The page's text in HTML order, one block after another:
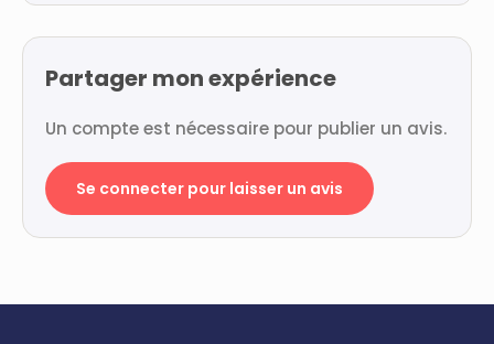
Partager mon expérience
Un compte est nécessaire pour publier un avis.
Se connecter pour laisser un avis